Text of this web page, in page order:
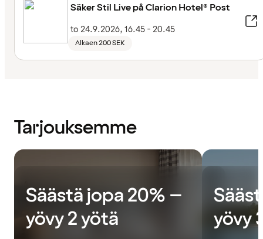
Säker Stil Live på Clarion Hotel® Post
to 24.9.2026, 16.45 - 20.45
Alkaen 200 SEK
Tarjouksemme
Säästä jopa 20% –
yövy 2 yötä
yövy